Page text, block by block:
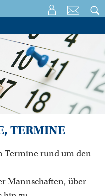
TERMINE
Termine rund um den
Mannschaften, über